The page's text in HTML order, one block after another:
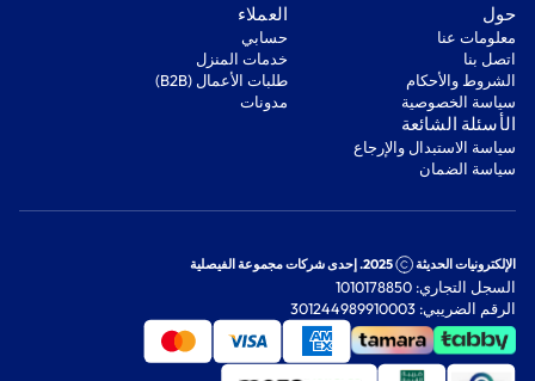
‫حول‬
معلومات عنا
اتصل بنا
‫الشروط والأحكام‬
‫سياسة الخصوصية‬
‫العملاء‬
‫حسابي‬
‫خدمات المنزل‬
‫طلبات الأعمال (B2B)‬
مدونات
‫الأسئلة الشائعة‬
‫سياسة الاستبدال والإرجاع‬
‫سياسة الضمان‬
الإلكترونيات الحديثة 2025. إحدى شركات مجموعة الفيصلية
السجل التجاري: 1010178850
الرقم الضريبي: 301244989910003